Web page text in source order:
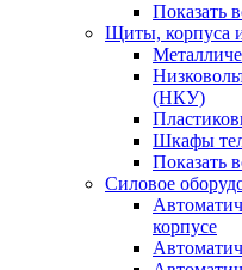
Показать
Щиты, корпуса
(НКУ)
Шкафы
Показать
Силовое
корпусе